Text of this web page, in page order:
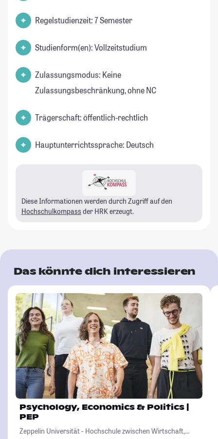
Regelstudienzeit: 7 Semester
Studienform(en): Vollzeitstudium
Zulassungsmodus: Keine
Zulassungsbeschränkung, ohne NC
Trägerschaft: öffentlich-rechtlich
Hauptunterrichtssprache: Deutsch
Diese Informationen werden durch Zugriff auf den
Hochschulkompass der HRK erzeugt.
Das könnte dich interessieren
Psychology, Economics & Politics |
PEP
Zeppelin Universität - Hochschule zwischen Wirtschaft,